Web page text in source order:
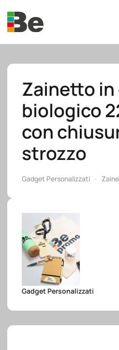
Skip to main content
Zainetto
biologico
con
strozzo
Gadget Personalizzati
Gadget Personalizzati